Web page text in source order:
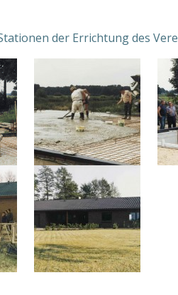
der Errichtung des